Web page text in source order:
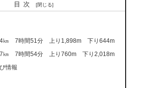
目次
㎞ 7時間51分 上り1,898m 下り644m
㎞ 7時間54分 上り760m 下り2,018m
情報